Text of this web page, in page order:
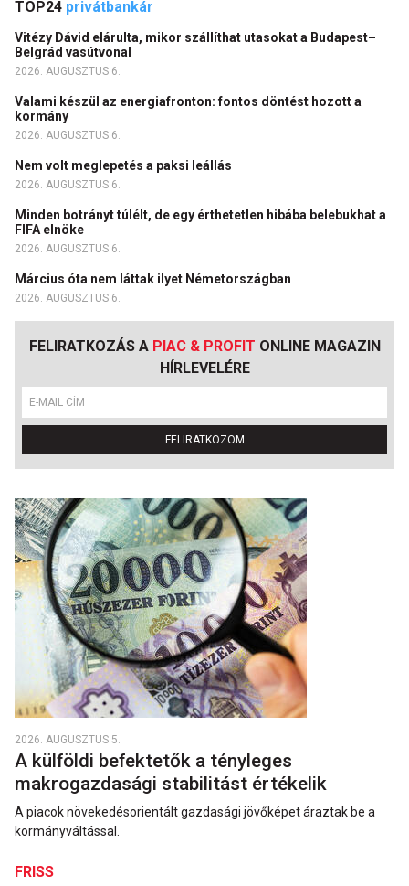
TOP24 privátbankár
Vitézy Dávid elárulta, mikor szállíthat utasokat a Budapest–
Belgrád vasútvonal
2026. AUGUSZTUS 6.
Valami készül az energiafronton: fontos döntést hozott a
kormány
2026. AUGUSZTUS 6.
Nem volt meglepetés a paksi leállás
2026. AUGUSZTUS 6.
Minden botrányt túlélt, de egy érthetetlen hibába belebukhat a
FIFA elnöke
2026. AUGUSZTUS 6.
Március óta nem láttak ilyet Németországban
2026. AUGUSZTUS 6.
FELIRATKOZÁS A PIAC & PROFIT ONLINE MAGAZIN
HÍRLEVELÉRE
FELIRATKOZOM
2026. AUGUSZTUS 5.
A külföldi befektetők a tényleges
makrogazdasági stabilitást értékelik
A piacok növekedésorientált gazdasági jövőképet áraztak be a
kormányváltással.
FRISS